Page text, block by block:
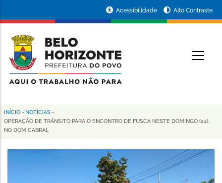
conteúdo
principal
da
Prefeitura
de
Horizonte
Acessibilidade Alto Contraste
Trilha
de
navegação
INÍCIO - NOTÍCIAS -
OPERAÇÃO DE TRÂNSITO PARA O ENCONTRO DE FUSCA NESTE DOMINGO (24),
NO DOM CABRAL